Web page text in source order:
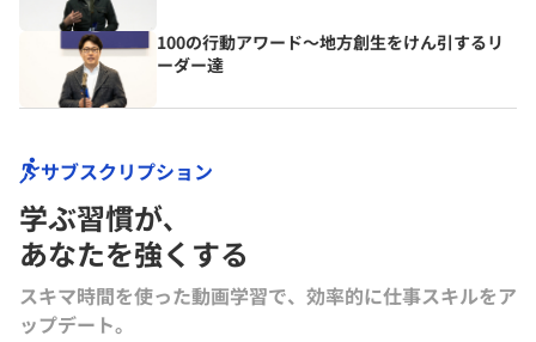
100の行動アワード～地方創生をけん引するリ
ーダー達
サブスクリプション
学ぶ習慣が､
あなたを強くする
スキマ時間を使った動画学習で、効率的に仕事スキルをア
ップデート。